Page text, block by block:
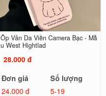
Ốp Vân Da Viền Camera Bạc - Mẫ
u West Hightlad
28.000 đ
Đơn giá
Số lượng
24.000 đ
5-19